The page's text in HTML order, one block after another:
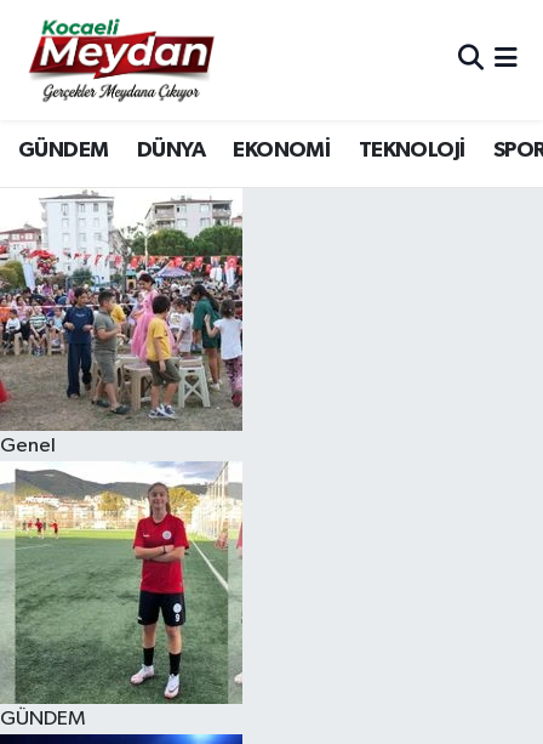
GÜNDEM DÜNYA EKONOMİ TEKNOLOJİ
Genel
GÜNDEM
Nöbetçi Eczaneler
Hava Durumu
Trafik Durumu
Süper Lig Puan Durumu ve Fikstür
Tüm Manşetler
Son Dakika Haberleri
Haber Arşivi